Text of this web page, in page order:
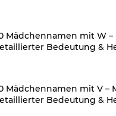
Mädchennamen mit W –
Bedeutung &
Mädchennamen mit V –
Bedeutung &